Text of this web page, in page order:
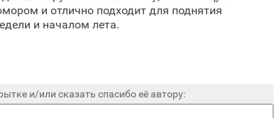
и отлично подходит для поднятия
и началом лета.
и/или сказать спасибо её автору: